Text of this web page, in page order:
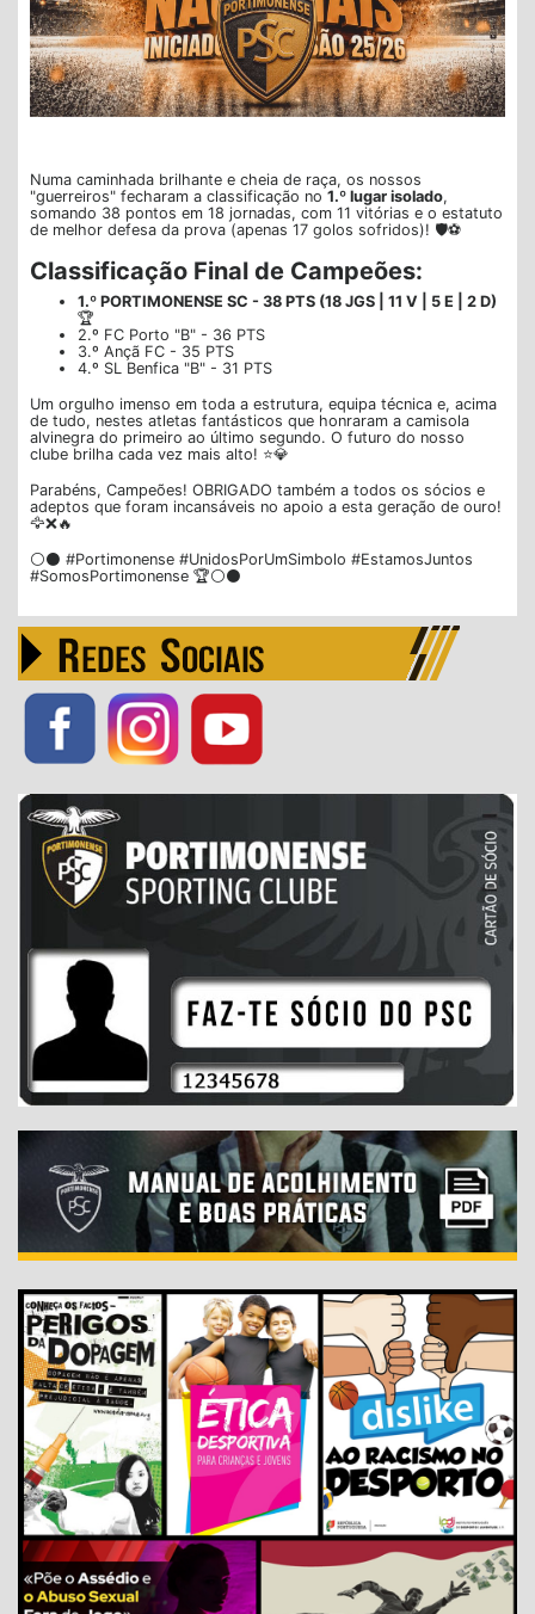
Numa caminhada brilhante e cheia de raça, os nossos
"guerreiros" fecharam a classificação no 1.º lugar isolado,
somando 38 pontos em 18 jornadas, com 11 vitórias e o estatuto
de melhor defesa da prova (apenas 17 golos sofridos)! 🛡️⚽
Classificação Final de Campeões:
1.º PORTIMONENSE SC - 38 PTS (18 JGS | 11 V | 5 E | 2 D)
🏆
2.º FC Porto "B" - 36 PTS
3.º Ançã FC - 35 PTS
4.º SL Benfica "B" - 31 PTS
Um orgulho imenso em toda a estrutura, equipa técnica e, acima
de tudo, nestes atletas fantásticos que honraram a camisola
alvinegra do primeiro ao último segundo. O futuro do nosso
clube brilha cada vez mais alto! ⭐💎
Parabéns, Campeões! OBRIGADO também a todos os sócios e
adeptos que foram incansáveis no apoio a esta geração de ouro!
🦅❌🔥
⚪⚫ #Portimonense #UnidosPorUmSimbolo #EstamosJuntos
#SomosPortimonense 🏆⚪⚫